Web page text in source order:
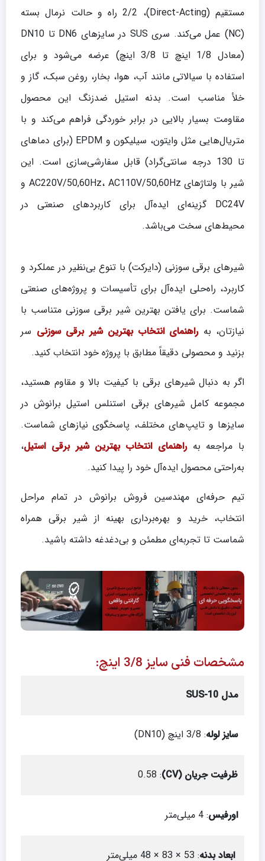
مستقیم (Direct-Acting)، 2/2 راه و حالت نرمال بسته
(NC) عمل می‌کند. سری SUS در سایزهای DN6 تا DN10
(معادل 1/8 اینچ تا 3/8 اینچ) عرضه می‌شود و برای
استفاده با سیالاتی مانند آب، هوا، بخار، روغن سبک، گاز و
خلأ مناسب است. بدنه استیل ضدزنگ این محصول
مقاومت بسیار بالایی در برابر خوردگی فراهم می‌کند و با
متریال‌هایی مثل وایتون، سیلیکون و EPDM (برای دماهای
تا 130 درجه سانتی‌گراد) قابل سفارشی‌سازی است. این
شیر با ولتاژهای AC220V/50,60Hz، AC110V/50,60Hz و
DC24V گزینه‌ای ایده‌آل برای کاربردهای صنعتی در
محیط‌های سخت می‌باشد.
شیرهای برقی سوزنی (دایرکت) با تنوع بی‌نظیر در عملکرد و
کاربرد، راه‌حلی ایده‌آل برای تأسیسات و پروژه‌های صنعتی
شماست. برای یافتن بهترین شیر برقی سوزنی متناسب با
نیازتان، بهراهنمای انتخاب بهترین شیر برقی سوزنی سر
بزنید و محصولی دقیقاً مطابق با پروژه خود انتخاب کنید.
اگر به دنبال شیرهای برقی با کیفیت بالا و مقاوم هستید،
مجموعه کامل شیرهای برقی استنلس استیل برانوش در
سایزها و تایپ‌های مختلف، پاسخگوی نیازهای شماست.
با مراجعه بهراهنمای انتخاب بهترین شیر برقی استیل،
به‌راحتی محصول ایده‌آل خود را پیدا کنید.
تیم حرفه‌ای مهندسین فروش برانوش در تمام مراحل
انتخاب، خرید و بهره‌برداری بهینه از شیر برقی همراه
شماست تا تجربه‌ای مطمئن و بی‌دغدغه داشته باشید.
مشخصات فنی سایز 3/8 اینچ:
مدل
سایز لوله: 3/8 اینچ (DN10)
ظرفیت جریان (CV) : 0.58
اورفیس: 4 میلی‌متر
ابعاد بدنه: 53 × 83 × 48 میلی‌متر